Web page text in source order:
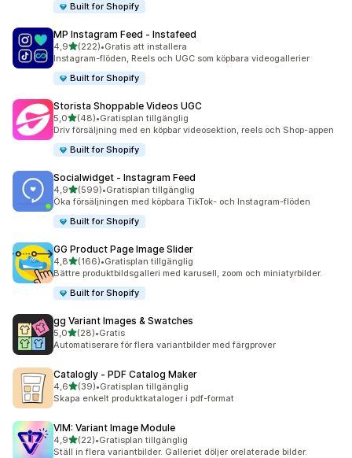
Built for Shopify
MP Instagram Feed ‑ Instafeed
4,9av 5 stjärnor
(222)
222 recensioner totalt
•Gratis att installera
Instagram-flöden, Reels och UGC som köpbara videogallerier
Built for Shopify
Storista Shoppable Videos UGC
5,0av 5 stjärnor
(48)
48 recensioner totalt
•Gratisplan tillgänglig
Driv försäljning med en köpbar videosektion, reels och Shop-appen
Built for Shopify
Socialwidget ‑ Instagram Feed
4,9av 5 stjärnor
(599)
599 recensioner totalt
•Gratisplan tillgänglig
Öka försäljningen med köpbara TikTok- och Instagram-flöden
Built for Shopify
GG Product Page Image Slider
4,8av 5 stjärnor
(166)
166 recensioner totalt
•Gratisplan tillgänglig
Bättre produktbildsgalleri med karusell, zoom och miniatyrbilder.
Built for Shopify
gg Variant Images & Swatches
5,0av 5 stjärnor
(28)
28 recensioner totalt
•Gratis
Automatiserare för flera variantbilder med färgprover
Catalogly ‑ PDF Catalog Maker
4,6av 5 stjärnor
(39)
39 recensioner totalt
•Gratisplan tillgänglig
Skapa enkelt produktkataloger i pdf-format
VIM: Variant Image Module
4,9av 5 stjärnor
(22)
22 recensioner totalt
•Gratisplan tillgänglig
Ställ in flera variantbilder. Galleriet döljer orelaterade bilder.